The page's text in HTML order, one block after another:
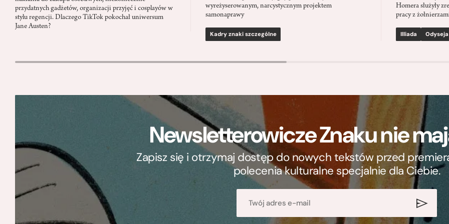
przydatnych gadżetów, organizacji przyjęć i cosplayów w
stylu regencji. Dlaczego TikTok pokochał uniwersum
Jane Austen?
wyreżyserowanym, narcystycznym projektem
samonaprawy
Kadry znaki szczególne
Homera służyły
pracy z
Illiada Odyseja
Newsletterowicze Znaku nie
Zapisz się i otrzymaj dostęp do nowych tekstów przed
polecenia kulturalne specjalnie dla Ciebie.